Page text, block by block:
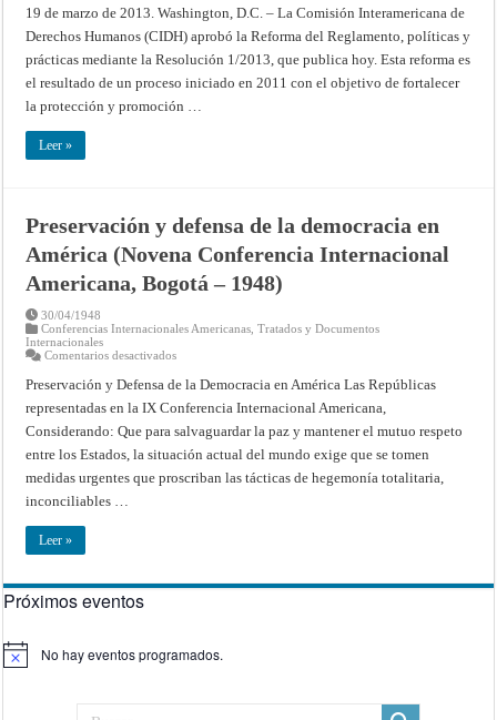
aprueba
reforma
del
Reglamento,
políticas
y
prácticas
19 de marzo de 2013. Washington, D.C. – La Comisión Interamericana de
Derechos Humanos (CIDH) aprobó la Reforma del Reglamento, políticas y
prácticas mediante la Resolución 1/2013, que publica hoy. Esta reforma es
el resultado de un proceso iniciado en 2011 con el objetivo de fortalecer
la protección y promoción …
Leer »
Preservación y defensa de la democracia en
América (Novena Conferencia Internacional
Americana, Bogotá – 1948)
30/04/1948
Conferencias Internacionales Americanas ,Tratados y Documentos
Internacionales
Comentarios desactivadosen
y
defensa
de
democracia
en
América
(Novena
Conferencia
Preservación y Defensa de la Democracia en América Las Repúblicas
representadas en la IX Conferencia Internacional Americana,
Considerando: Que para salvaguardar la paz y mantener el mutuo respeto
entre los Estados, la situación actual del mundo exige que se tomen
medidas urgentes que proscriban las tácticas de hegemonía totalitaria,
inconciliables …
Leer »
Próximos eventos
Aviso No hay eventos programados.